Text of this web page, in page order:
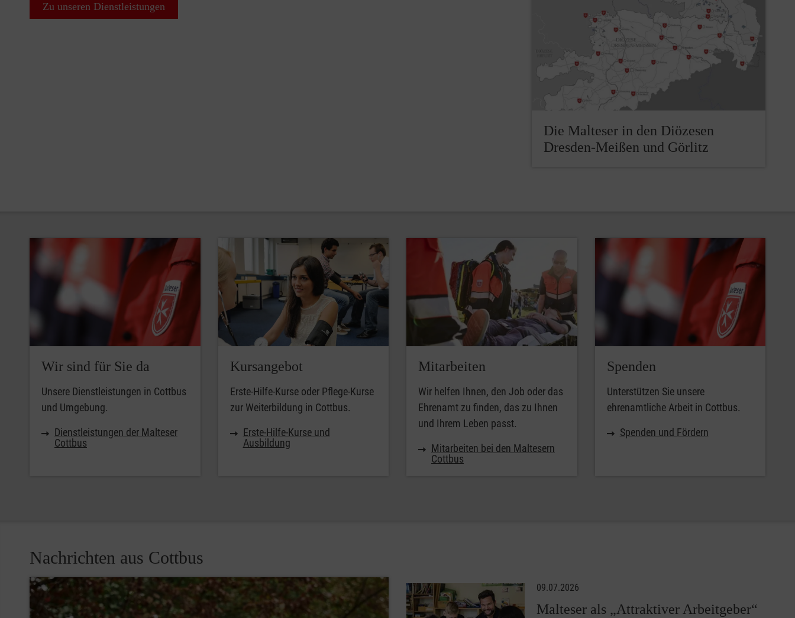
Zu unseren Dienstleistungen
Die Malteser in den Diözesen
Dresden-Meißen und Görlitz
Wir sind für Sie da
Unsere Dienstleistungen in Cottbus
und Umgebung.
Dienstleistungen der Malteser
Cottbus
Kursangebot
Erste-Hilfe-Kurse oder Pflege-Kurse
zur Weiterbildung in Cottbus.
Erste-Hilfe-Kurse und
Ausbildung
Mitarbeiten
Wir helfen Ihnen, den Job oder das
Ehrenamt zu finden, das zu Ihnen
und Ihrem Leben passt.
Mitarbeiten bei den Maltesern
Cottbus
Spenden
Unterstützen Sie unsere
ehrenamtliche Arbeit in Cottbus.
Spenden und Fördern
Nachrichten aus Cottbus
09.07.2026
Malteser als „Attraktiver Arbeitgeber“